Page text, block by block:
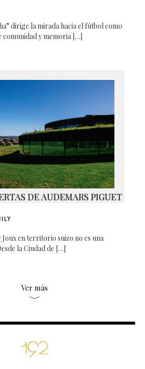
dirige la mirada hacia el fútbol como
comunidad y memoria […]
DE AUDEMARS PIGUET
Joux en territorio suizo no es una
la Ciudad de […]
Ver más